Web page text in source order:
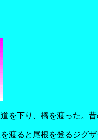
を下り、橋を渡った。
渡ると尾根を登るジグ